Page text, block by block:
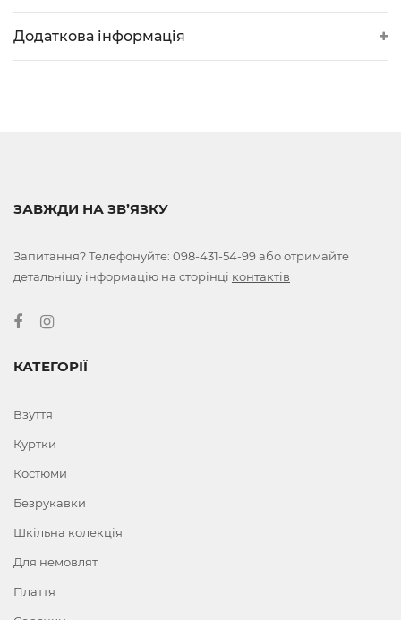
Додаткова інформація
ЗАВЖДИ НА ЗВ’ЯЗКУ
Запитання? Телефонуйте: 098-431-54-99або отримайте
детальнішу інформацію на сторінці контактів
КАТЕГОРІЇ
Взуття
Куртки
Костюми
Безрукавки
Шкільна колекція
Для немовлят
Плаття